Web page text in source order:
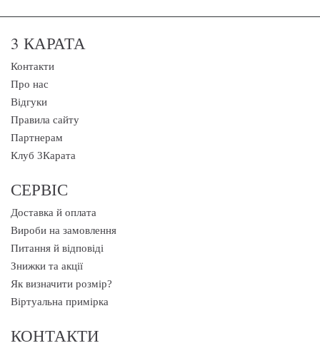
3 КАРАТА
Контакти
Про нас
Відгуки
Правила сайту
Партнерам
Клуб 3Карата
СЕРВІС
Доставка й оплата
Вироби на замовлення
Питання й відповіді
Знижки та акції
Як визначити розмір?
Віртуальна примірка
КОНТАКТИ